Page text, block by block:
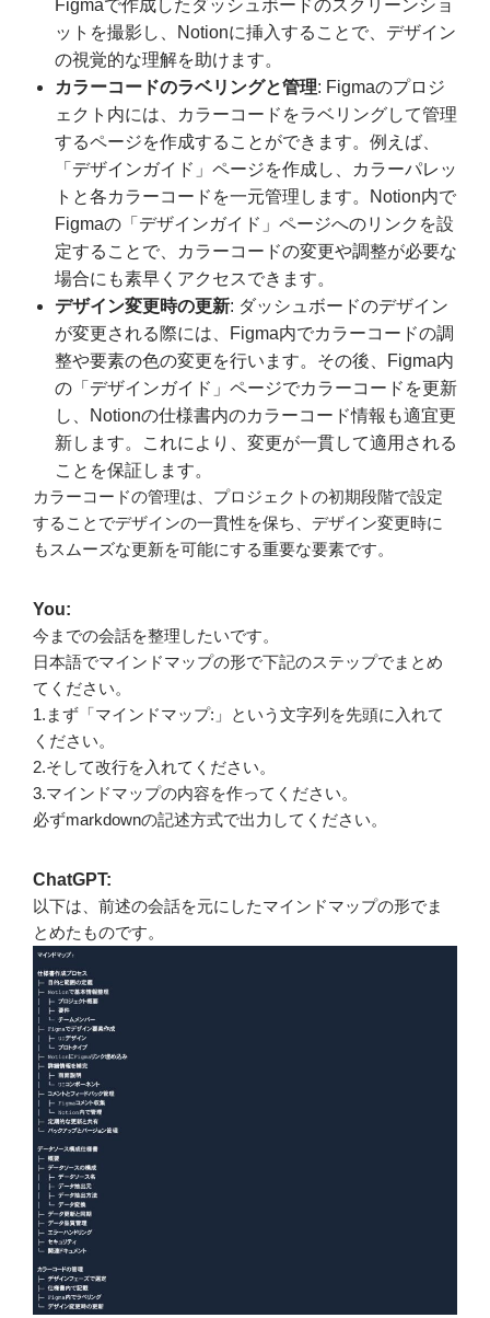
Figmaで作成したダッシュボードのスクリーンショ
ットを撮影し、Notionに挿入することで、デザイン
の視覚的な理解を助けます。
カラーコードのラベリングと管理: Figmaのプロジ
ェクト内には、カラーコードをラベリングして管理
するページを作成することができます。例えば、
「デザインガイド」ページを作成し、カラーパレッ
トと各カラーコードを一元管理します。Notion内で
Figmaの「デザインガイド」ページへのリンクを設
定することで、カラーコードの変更や調整が必要な
場合にも素早くアクセスできます。
デザイン変更時の更新: ダッシュボードのデザイン
が変更される際には、Figma内でカラーコードの調
整や要素の色の変更を行います。その後、Figma内
の「デザインガイド」ページでカラーコードを更新
し、Notionの仕様書内のカラーコード情報も適宜更
新します。これにより、変更が一貫して適用される
ことを保証します。
カラーコードの管理は、プロジェクトの初期段階で設定
することでデザインの一貫性を保ち、デザイン変更時に
もスムーズな更新を可能にする重要な要素です。
You:
今までの会話を整理したいです。
日本語でマインドマップの形で下記のステップでまとめ
てください。
1.まず「マインドマップ:」という文字列を先頭に入れて
ください。
2.そして改行を入れてください。
3.マインドマップの内容を作ってください。
必ずmarkdownの記述方式で出力してください。
ChatGPT:
以下は、前述の会話を元にしたマインドマップの形でま
とめたものです。